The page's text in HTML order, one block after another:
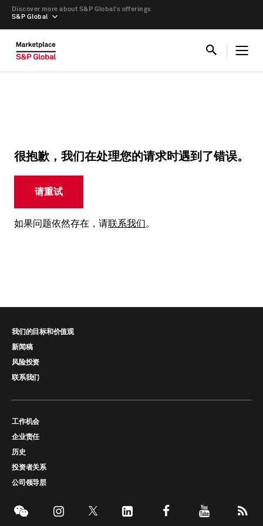
S&P Global
Discover more about S&P Global’s offerings
很抱歉，我们在处理您的请求时遇到了错误。
请重试
如果问题依然存在，请联系我们。
我们的目标和价值观
新闻稿
风险投资
联系我们
工作机会
企业责任
历史
投资者关系
公司领导层